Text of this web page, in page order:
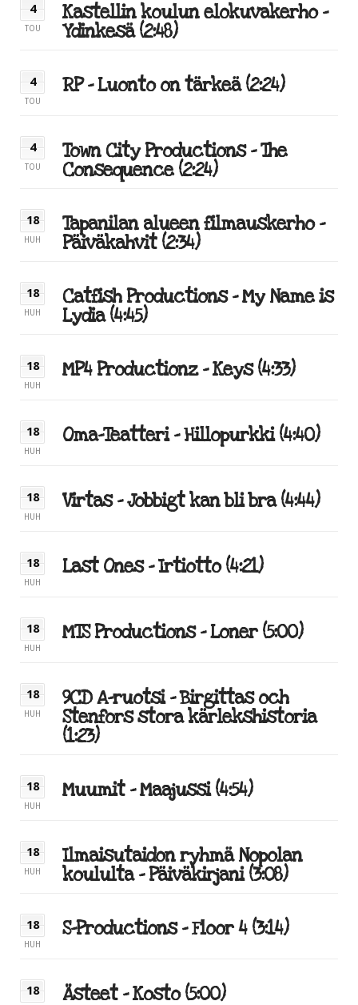
4
TOU
Kastellin koulun elokuvakerho –
Ydinkesä (2:48)
4
TOU
RP – Luonto on tärkeä (2:24)
4
TOU
Town City Productions – The
Consequence (2:24)
18
HUH
Tapanilan alueen filmauskerho –
Päiväkahvit (2:34)
18
HUH
Catfish Productions – My Name is
Lydia (4:45)
18
HUH
MP4 Productionz – Keys (4:33)
18
HUH
Oma-Teatteri – Hillopurkki (4:40)
18
HUH
Virtas – Jobbigt kan bli bra (4:44)
18
HUH
Last Ones – Irtiotto (4:21)
18
HUH
MTS Productions – Loner (5:00)
18
HUH
9CD A-ruotsi – Birgittas och
Stenfors stora kärlekshistoria
(1:23)
18
HUH
Muumit – Maajussi (4:54)
18
HUH
Ilmaisutaidon ryhmä Nopolan
koululta – Päiväkirjani (3:08)
18
HUH
S-Productions – Floor 4 (3:14)
18 Ästeet – Kosto (5:00)